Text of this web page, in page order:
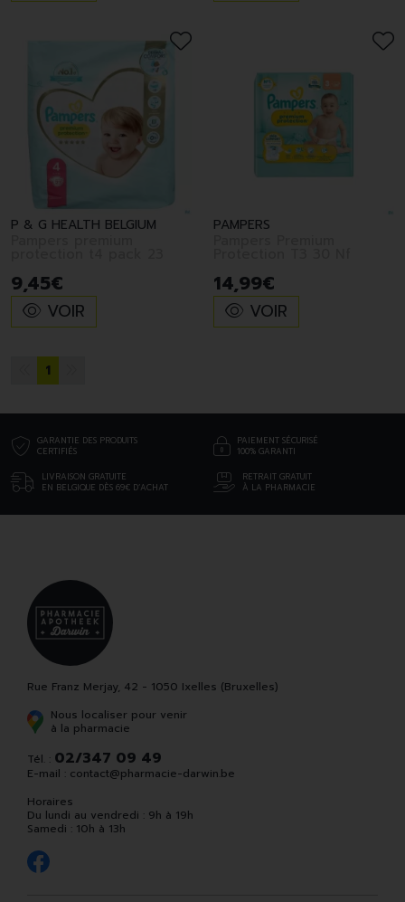
P & G HEALTH BELGIUM
9,45€
VOIR
PAMPERS
14,99€
VOIR
1
GARANTIE DES PRODUITS
CERTIFIÉS
PAIEMENT SÉCURISÉ
100% GARANTI
LIVRAISON GRATUITE
EN BELGIQUE DÈS 69€ D’ACHAT
RETRAIT GRATUIT
À LA PHARMACIE
Rue Franz Merjay, 42 - 1050 Ixelles (Bruxelles)
Nous localiser pour venir
à la pharmacie
Tél. : 02/347 09 49
E-mail : contact@pharmacie-darwin.be
Horaires
Du lundi au vendredi : 9h à 19h
Samedi : 10h à 13h